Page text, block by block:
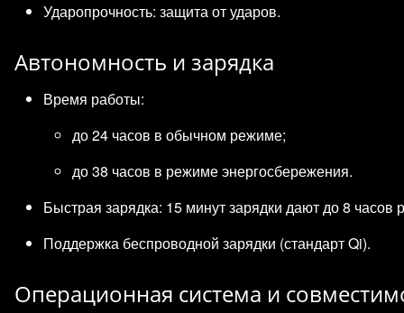
Ударопрочность: защита от ударов.
Автономность и зарядка
Время работы:
до 24 часов в обычном режиме;
до 38 часов в режиме энергосбережения.
Быстрая зарядка: 15 минут зарядки дают до 8 часов
Поддержка беспроводной зарядки (стандарт Qi).
Операционная система и